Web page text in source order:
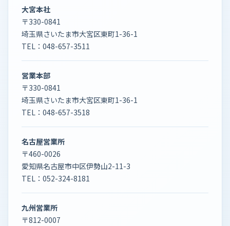
大宮本社
〒330-0841
埼玉県さいたま市大宮区東町1-36-1
TEL： 048-657-3511
営業本部
〒330-0841
埼玉県さいたま市大宮区東町1-36-1
TEL： 048-657-3518
名古屋営業所
〒460-0026
愛知県名古屋市中区伊勢山2-11-3
TEL： 052-324-8181
九州営業所
〒812-0007